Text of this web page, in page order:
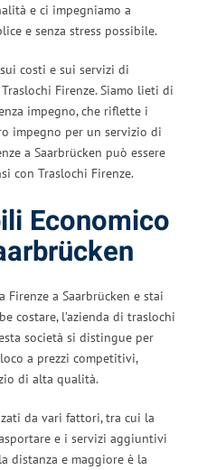
e ci impegniamo a
e senza stress possibile.
costi e sui servizi di
Firenze. Siamo lieti di
impegno, che riflette i
impegno per un servizio di
a Saarbrücken può essere
con Traslochi Firenze.
Economico
a Saarbrücken e stai
costare, l’azienda di traslochi
società si distingue per
a prezzi competitivi,
di alta qualità.
da vari fattori, tra cui la
e i servizi aggiuntivi
distanza e maggiore è la